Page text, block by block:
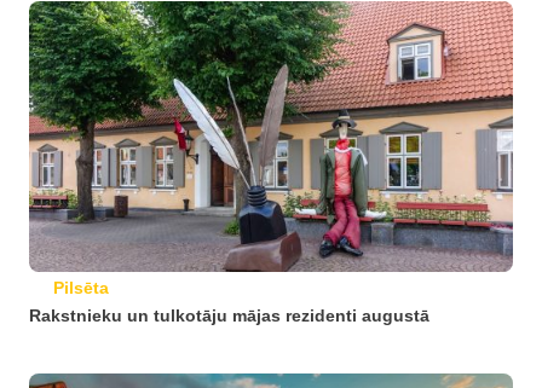
Pilsēta
Rakstnieku un tulkotāju mājas rezidenti augustā